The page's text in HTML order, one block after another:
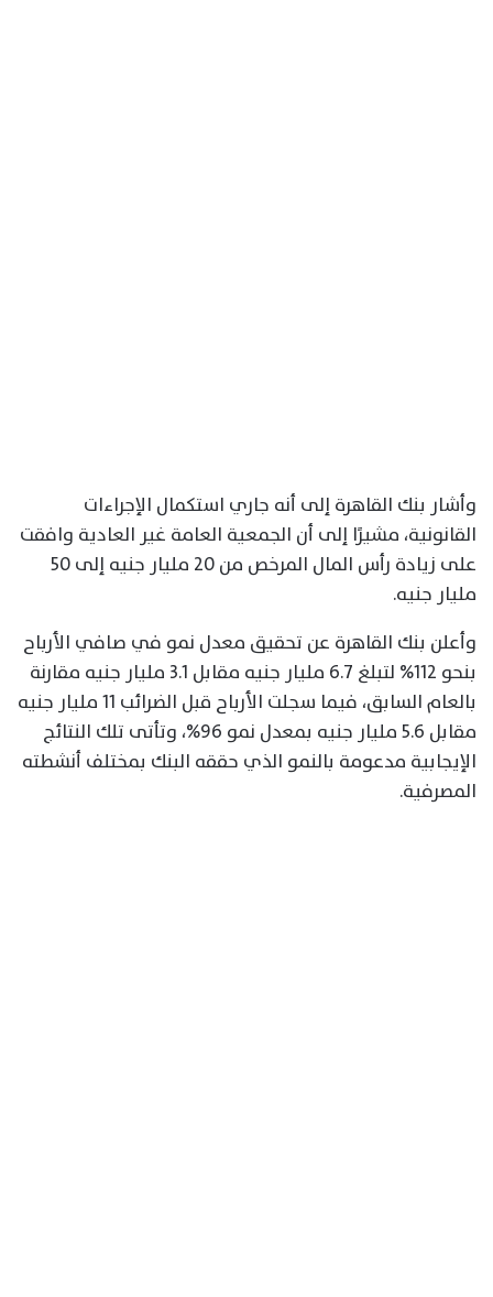
وأشار بنك القاهرة إلى أنه جاري استكمال الإجراءات
القانونية، مشيرًا إلى أن الجمعية العامة غير العادية وافقت
على زيادة رأس المال المرخص من 20 مليار جنيه إلى 50
مليار جنيه.
وأعلن بنك القاهرة عن تحقيق معدل نمو في صافي الأرباح
بنحو 112% لتبلغ 6.7 مليار جنيه مقابل 3.1 مليار جنيه مقارنة
بالعام السابق، فيما سجلت الأرباح قبل الضرائب 11 مليار جنيه
مقابل 5.6 مليار جنيه بمعدل نمو 96%، وتأتى تلك النتائج
الإيجابية مدعومة بالنمو الذي حققه البنك بمختلف أنشطته
المصرفية.